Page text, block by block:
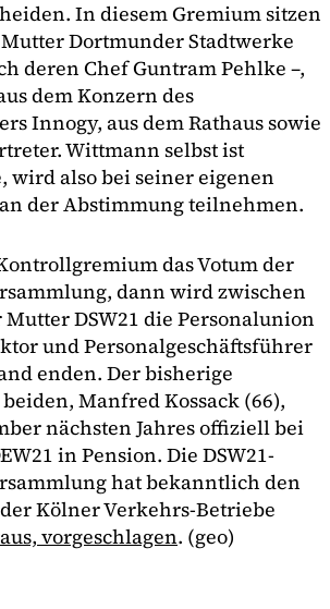
In diesem Gremium sitzen
Dortmunder Stadtwerke
deren Chef Guntram Pehlke –,
dem Konzern des
Innogy, aus dem Rathaus sowie
Wittmann selbst ist
wird also bei seiner eigenen
der Abstimmung teilnehmen.
das Votum der
dann wird zwischen
DSW21 die Personalunion
und Personalgeschäftsführer
enden. Der bisherige
Manfred Kossack (66),
nächsten Jahres offiziell bei
in Pension. Die DSW21-
hat bekanntlich den
Kölner Verkehrs-Betriebe
vorgeschlagen. (geo)